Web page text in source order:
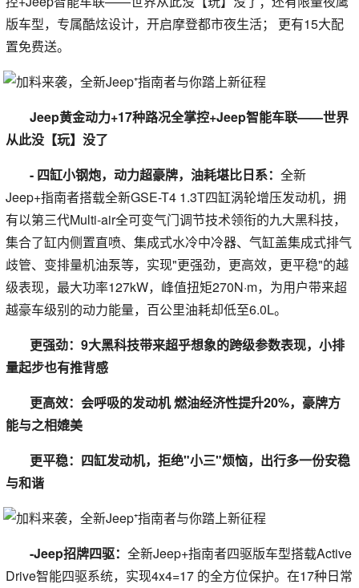
版车型，专属酷炫设计，开启摩登都市夜生活； 更有15大配
置免费送。
Jeep黄金动力+17种路况全掌控+Jeep智能车联——世界
从此没【玩】没了
- 四缸小钢炮，动力超豪牌，油耗堪比日系：全新
Jeep+指南者搭载全新GSE-T4 1.3T四缸涡轮增压发动机，拥
有以第三代Multi-air全可变气门调节技术领衔的九大黑科技，
集合了缸内侧置直喷、集成式水冷中冷器、气缸盖集成式排气
歧管、变排量机油泵等，实现"更强劲，更高效，更平稳"的越
级表现，最大功率127kW，峰值扭矩270N·m，为用户带来超
越豪车级别的动力能量，百公里油耗却低至6.0L。
更强劲：9大黑科技带来超乎想象的跨级参数表现，小排
量起步也有推背感
更高效：会呼吸的发动机 燃油经济性提升20%，豪牌方
能与之相媲美
更平稳：四缸发动机，拒绝"小三"烦恼，出行多一份安稳
与和谐
-Jeep招牌四驱：全新Jeep+指南者四驱版车型搭载Active
Drive智能四驱系统，实现4x4=17 的全方位保护。在17种日常